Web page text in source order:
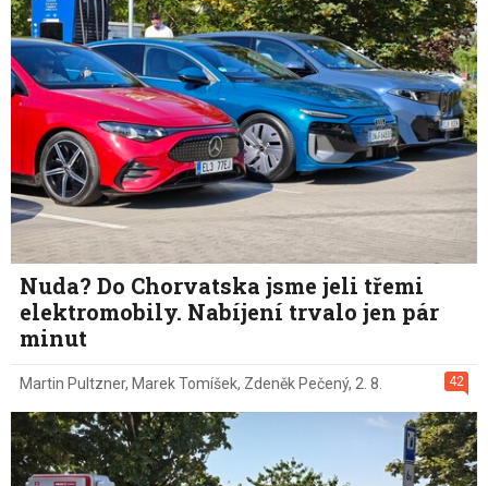
Nuda? Do Chorvatska jsme jeli třemi
elektromobily. Nabíjení trvalo jen pár
minut
42
Martin Pultzner, Marek Tomíšek, Zdeněk Pečený, 2. 8.